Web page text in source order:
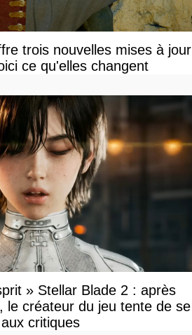
trois nouvelles mises à jour
ce qu'elles changent
» Stellar Blade 2 : après
le créateur du jeu tente de se
critiques